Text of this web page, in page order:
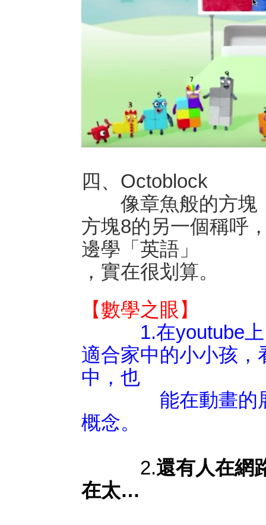
四、Octoblock
像章魚般的方塊
方塊8的另一個稱呼
邊學「英語」
，實在很划算。
【數學之眼】
1.在youtube
適合家中的小小孩
中，也
能在動畫的展示
概念。
2.還有人在網
在太…